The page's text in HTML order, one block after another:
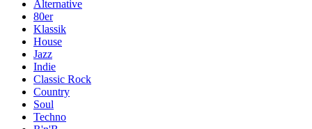
Alternative
80er
Klassik
House
Jazz
Indie
Classic Rock
Country
Soul
Techno